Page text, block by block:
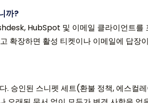
까?
HubSpot 및 이메일 클라이언트를
확장하면 활성 티켓이나 이메일에 답장
승인된 스니펫 세트(환불 정책, 에스컬